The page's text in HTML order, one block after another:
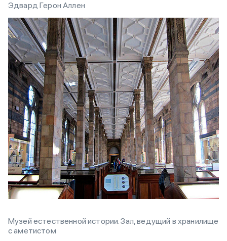
Эдвард Герон Аллен
Музей естественной истории. Зал, ведущий в хранилище
с аметистом